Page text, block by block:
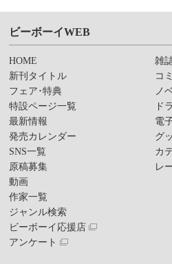
ビーボーイWEB
HOME
新刊タイトル
フェア･特典
特設ページ一覧
最新情報
発売カレンダー
SNS一覧
原稿募集
動画
作家一覧
ジャンル検索
ビーボーイ応援店
アンケート
雑
コ
ノ
ド
電
グ
カ
レ